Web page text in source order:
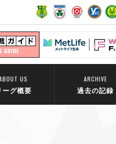
US
ーグ概要
ARCHIVE
過去の記録